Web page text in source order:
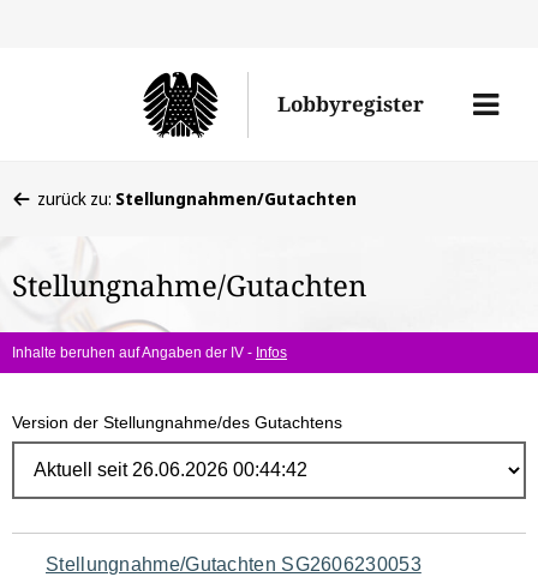
Lobbyregister
Menü
befinden
hier:
zurück zu: Stellungnahmen/Gutachten
Stellungnahme/Gutachten
Inhalte beruhen auf Angaben der IV - Infos
Version der Stellungnahme/des Gutachtens
Navigation
Stellungnahme/Gutachten SG2606230053